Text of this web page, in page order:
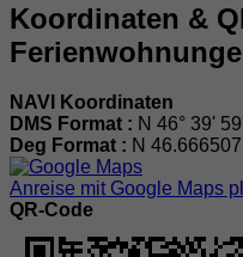
Koordinaten &
NAVI Koordinaten
DMS Format : N 46° 39'
Deg Format : N
Anreise mit Google Maps
QR-Code